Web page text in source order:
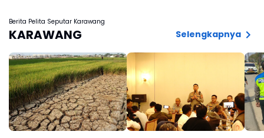
Berita Pelita Seputar Karawang
KARAWANG Selengkapnya